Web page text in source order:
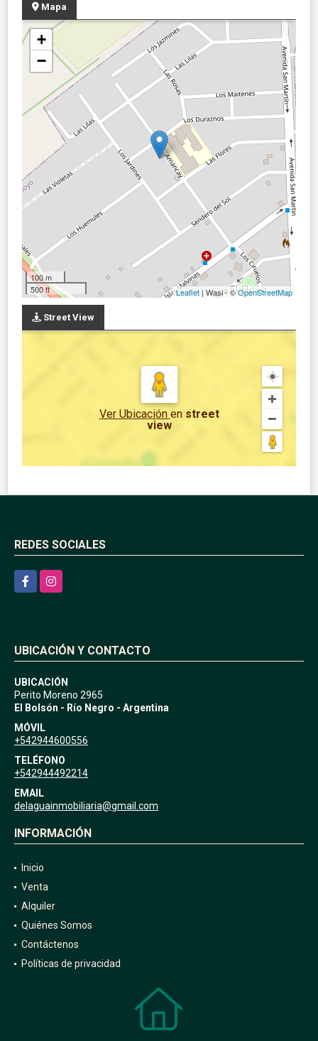
Mapa
+
−
100 m
500 ft
Leaflet | Wasi - ©OpenStreetMap
Street View
Ver Ubicación en street
view
REDES SOCIALES
FacebookInstagram
UBICACIÓN Y CONTACTO
UBICACIÓN
Perito Moreno 2965
El Bolsón - Río Negro - Argentina
MÓVIL
+542944600556
TELÉFONO
+542944492214
EMAIL
delaguainmobiliaria@gmail.com
INFORMACIÓN
Inicio
Venta
Alquiler
Quiénes Somos
Contáctenos
Políticas de privacidad